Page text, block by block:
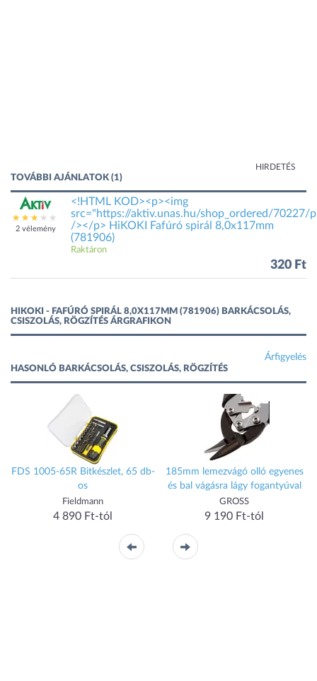
HIRDETÉS
TOVÁBBI AJÁNLATOK (1)
2 vélemény
<!HTML KOD><p><img
src="https://aktiv.unas.hu/shop_ordered/70227/
/></p> HiKOKI Fafúró spirál 8,0x117mm
(781906)
Raktáron
320 Ft
HIKOKI - FAFÚRÓ SPIRÁL 8,0X117MM (781906) BARKÁCSOLÁS,
CSISZOLÁS, RÖGZÍTÉS ÁRGRAFIKON
Árfigyelés
HASONLÓ BARKÁCSOLÁS, CSISZOLÁS, RÖGZÍTÉS
FDS 1005-65R Bitkészlet, 65 db-
os
Fieldmann
4 890 Ft-tól
185mm lemezvágó olló egyenes
és bal vágásra lágy fogantyúval
GROSS
9 190 Ft-tól